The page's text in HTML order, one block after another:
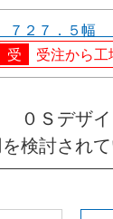
２７．５幅
受注から
Ｓデザ
討され